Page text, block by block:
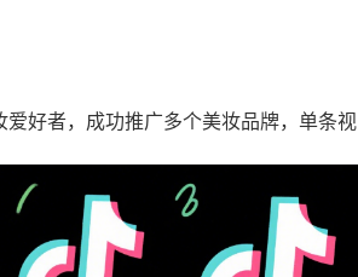
好者，成功推广多个美妆品牌，单条视